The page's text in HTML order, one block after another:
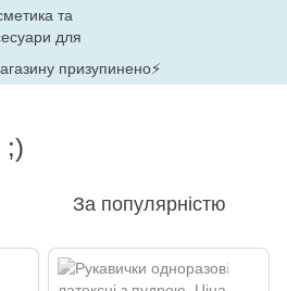
призупинено⚡
;)
За популярністю